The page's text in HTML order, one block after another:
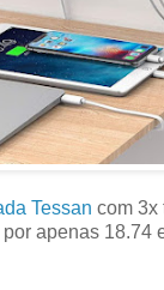
Tessan com 3x
apenas 18.74